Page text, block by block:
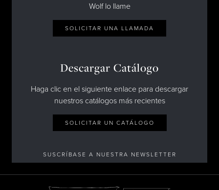
Wolf lo llame
SOLICITAR UNA LLAMADA
Descargar Catálogo
Haga clic en el siguiente enlace para descargar
nuestros catálogos más recientes
SOLICITAR UN CATÁLOGO
SUSCRÍBASE A NUESTRA NEWSLETTER